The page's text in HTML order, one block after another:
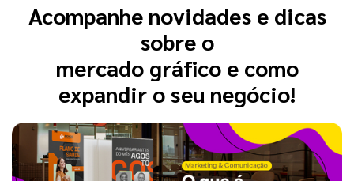
Acompanhe novidades e dicas
sobre o
mercado gráfico e como
expandir o seu negócio!